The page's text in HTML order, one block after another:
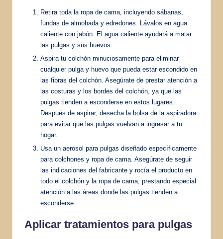
Retira toda la ropa de cama, incluyendo sábanas,
fundas de almohada y edredones. Lávalos en agua
caliente con jabón. El agua caliente ayudará a matar
las pulgas y sus huevos.
Aspira tu colchón minuciosamente para eliminar
cualquier pulga y huevo que pueda estar escondido en
las fibras del colchón. Asegúrate de prestar atención a
las costuras y los bordes del colchón, ya que las
pulgas tienden a esconderse en estos lugares.
Después de aspirar, desecha la bolsa de la aspiradora
para evitar que las pulgas vuelvan a ingresar a tu
hogar.
Usa un aerosol para pulgas diseñado específicamente
para colchones y ropa de cama. Asegúrate de seguir
las indicaciones del fabricante y rocía el producto en
todo el colchón y la ropa de cama, prestando especial
atención a las áreas donde las pulgas tienden a
esconderse.
Aplicar tratamientos para pulgas